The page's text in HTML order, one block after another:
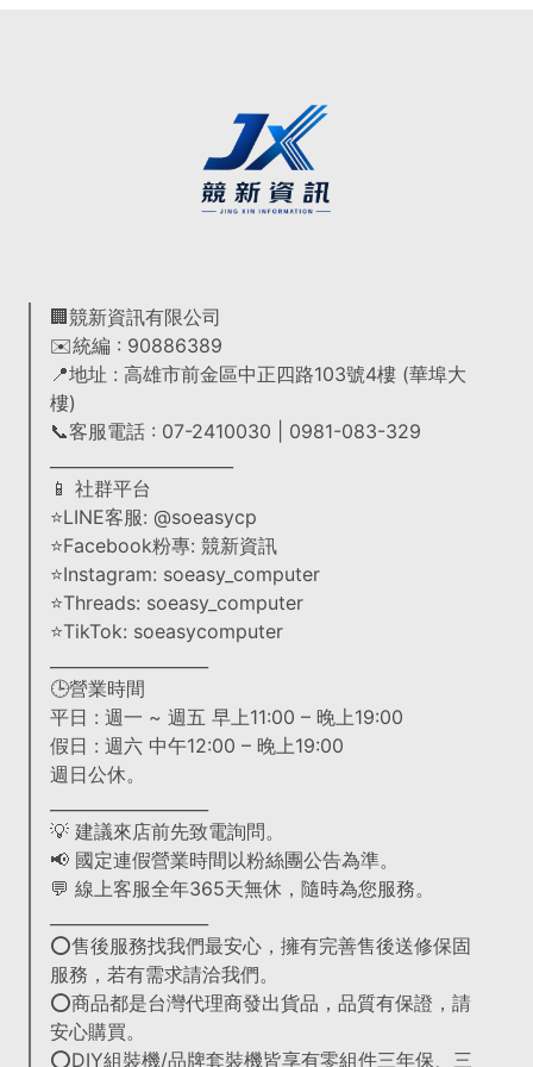
🏢競新資訊有限公司
✉️統編 : 90886389
📍地址 : 高雄市前金區中正四路103號4樓 (華埠大
樓)
📞客服電話 : 07-2410030 | 0981-083-329
📱 社群平台
⭐LINE客服: @soeasycp
⭐Facebook粉專: 競新資訊
⭐Instagram: soeasy_computer
⭐Threads: soeasy_computer
⭐TikTok: soeasycomputer
🕒營業時間
平日 : 週一 ~ 週五 早上11:00 – 晚上19:00
假日 : 週六 中午12:00 – 晚上19:00
週日公休。
💡 建議來店前先致電詢問。
📢 國定連假營業時間以粉絲團公告為準。
💬 線上客服全年365天無休，隨時為您服務。
⭕售後服務找我們最安心，擁有完善售後送修保固
服務，若有需求請洽我們。
⭕商品都是台灣代理商發出貨品，品質有保證，請
安心購買。
⭕DIY組裝機/品牌套裝機皆享有零組件三年保、三